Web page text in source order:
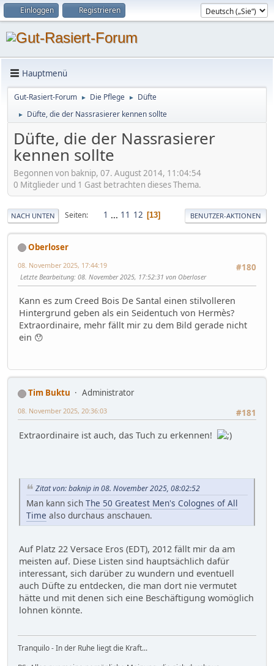
Einloggen Registrieren
Hauptmenü
Gut-Rasiert-Forum ► Die Pflege ► Düfte
► Düfte, die der Nassrasierer kennen sollte
Düfte, die der Nassrasierer
kennen sollte
Begonnen von baknip, 07. August 2014, 11:04:54
0 Mitglieder und 1 Gast betrachten dieses Thema.
NACH UNTEN Seiten 1 ... 11 12 13 BENUTZER-AKTIONEN
Oberloser
#180
08. November 2025, 17:44:19
Letzte Bearbeitung: 08. November 2025, 17:52:31 von Oberloser
Kann es zum Creed Bois De Santal einen stilvolleren
Hintergrund geben als ein Seidentuch von Hermès?
Extraordinaire, mehr fällt mir zu dem Bild gerade nicht
ein 😯
Tim Buktu
Administrator
#181
08. November 2025, 20:36:03
Extraordinaire ist auch, das Tuch zu erkennen!
Zitat von: baknip in 08. November 2025, 08:02:52
Man kann sich The 50 Greatest Men's Colognes of All
Time also durchaus anschauen.
Auf Platz 22 Versace Eros (EDT), 2012 fällt mir da am
meisten auf. Diese Listen sind hauptsächlich dafür
interessant, sich darüber zu wundern und eventuell
auch Düfte zu entdecken, die man dort nie vermutet
hätte und mit denen sich eine Beschäftigung womöglich
lohnen könnte.
Tranquilo - In der Ruhe liegt die Kraft...